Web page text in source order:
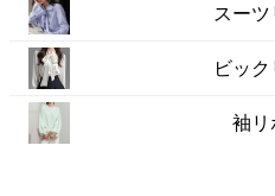
スー
ビッ
袖リ